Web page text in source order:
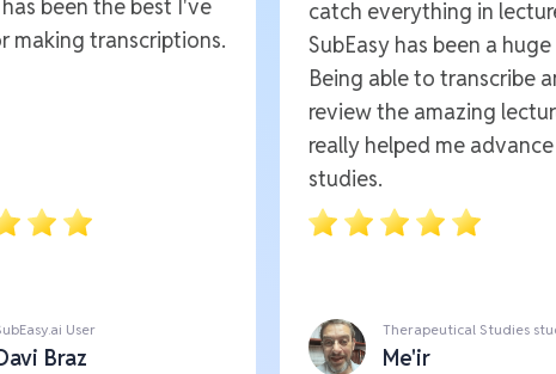
been the best I've
making transcriptions.
User
Braz
catch everything in
SubEasy has been a huge
Being able to transcribe
review the amazing
really helped me
studies.
Therapeutical Studies
Me'ir